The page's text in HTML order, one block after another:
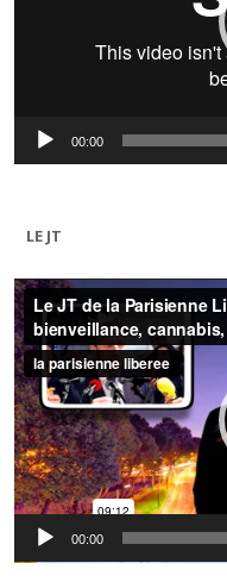
00:00
LE JT
Lecteur
vidéo
00:00